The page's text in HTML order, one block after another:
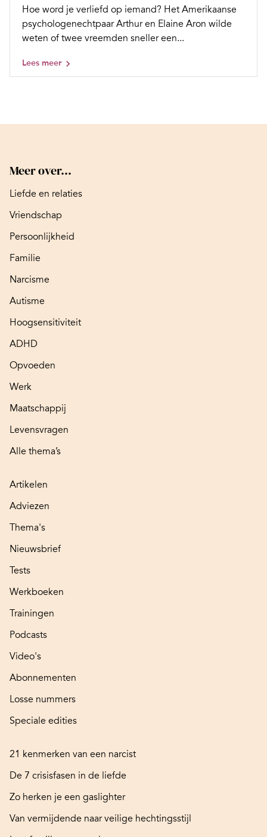
Hoe word je verliefd op iemand? Het Amerikaanse
psychologenechtpaar Arthur en Elaine Aron wilde
weten of twee vreemden sneller een...
Lees meer
Meer over...
Liefde en relaties
Vriendschap
Persoonlijkheid
Familie
Narcisme
Autisme
Hoogsensitiviteit
ADHD
Opvoeden
Werk
Maatschappij
Levensvragen
Alle thema’s
Artikelen
Adviezen
Thema's
Nieuwsbrief
Tests
Werkboeken
Trainingen
Podcasts
Video's
Abonnementen
Losse nummers
Speciale edities
21 kenmerken van een narcist
De 7 crisisfasen in de liefde
Zo herken je een gaslighter
Van vermijdende naar veilige hechtingsstijl